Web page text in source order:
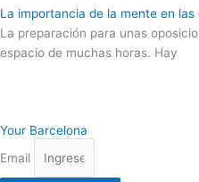
La importancia de la mente en las
La preparación para unas
espacio de muchas horas. Hay
Your Barcelona
Email